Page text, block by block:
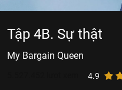
Tập 4B. Sự thật
My Bargain Queen
4.9